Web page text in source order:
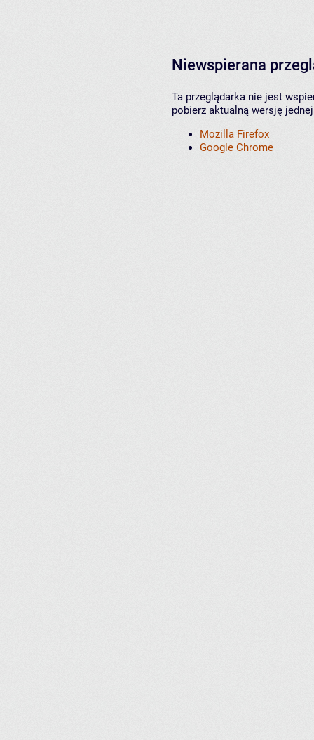
Niewspierana
Ta przeglądarka nie jest
pobierz aktualną wersję
Mozilla Firefox
Google Chrome